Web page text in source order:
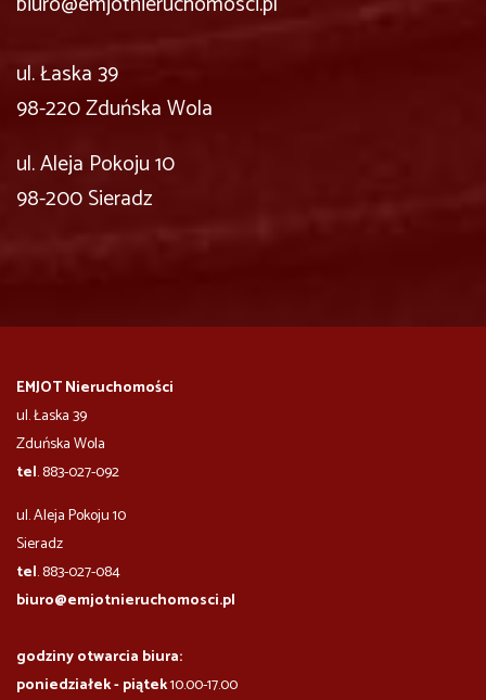
ul. Łaska 39
98-220 Zduńska Wola
ul. Aleja Pokoju 10
98-200 Sieradz
EMJOT Nieruchomości
ul. Łaska 39
Zduńska Wola
tel. 883-027-092
ul. Aleja Pokoju 10
​​​​​Sieradz
tel. 883-027-084
biuro@emjotnieruchomosci.pl
godziny otwarcia biura:
poniedziałek - piątek10.00-17.00